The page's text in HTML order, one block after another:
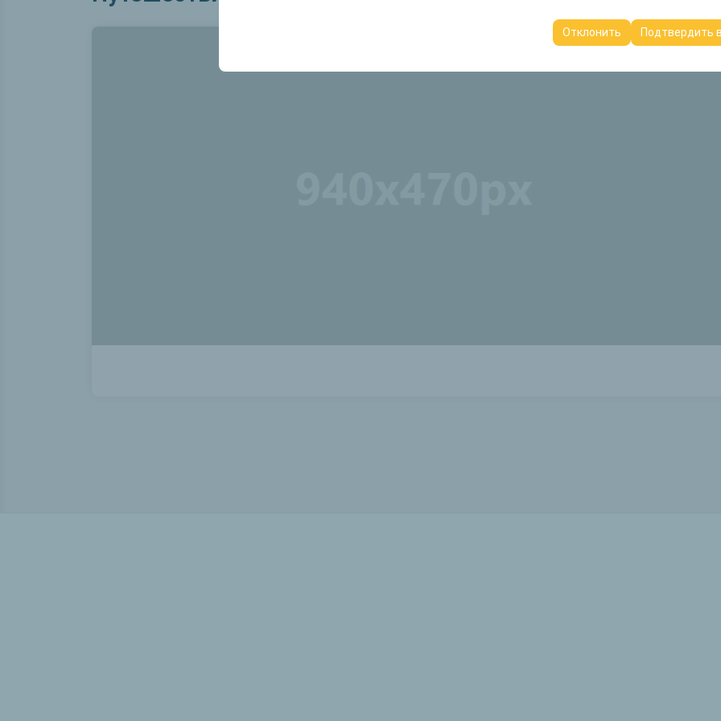
платформе путем сохранения настроек пользовательского интерфейса, языковых
Отклонить Подтвердить